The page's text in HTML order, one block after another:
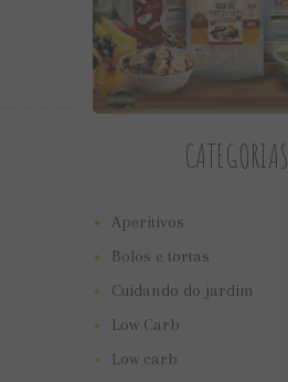
CATEGORIAS
Aperitivos
Bolos e tortas
Cuidando do jardim
Low Carb
Low carb